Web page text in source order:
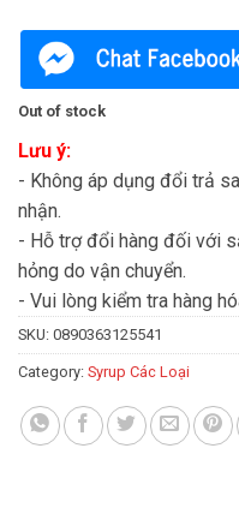
Out of stock
Lưu ý:
- Không áp dụng đổi trả
nhận.
- Hỗ trợ đổi hàng đối với
hỏng do vận chuyển.
- Vui lòng kiểm tra hàng
SKU: 0890363125541
Category: Syrup Các Loại